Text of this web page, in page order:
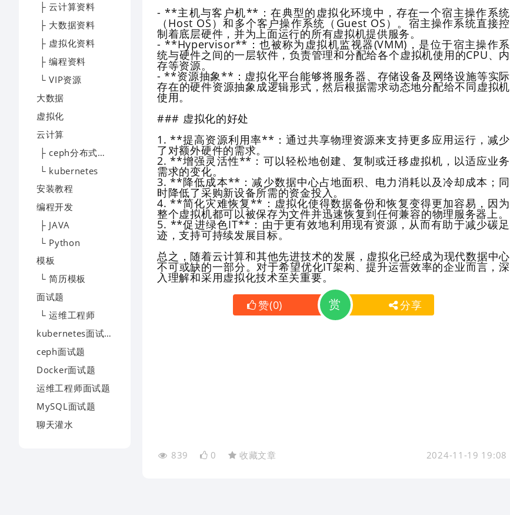
├ 云计算资料
├ 大数据资料
├ 虚拟化资料
├ 编程资料
└ VIP资源
大数据
虚拟化
云计算
├ ceph分布式存储
└ kubernetes
安装教程
编程开发
├ JAVA
└ Python
模板
└ 简历模板
面试题
└ 运维工程师
kubernetes面试题
ceph面试题
Docker面试题
运维工程师面试题
MySQL面试题
聊天灌水
- **主机与客户机**：在典型的虚拟化环境中，存在一个宿主操作系统
（Host OS）和多个客户操作系统（Guest OS）。宿主操作系统直接控
制着底层硬件，并为上面运行的所有虚拟机提供服务。
- **Hypervisor**：也被称为虚拟机监视器(VMM)，是位于宿主操作系
统与硬件之间的一层软件，负责管理和分配给各个虚拟机使用的CPU、内
存等资源。
- **资源抽象**：虚拟化平台能够将服务器、存储设备及网络设施等实际
存在的硬件资源抽象成逻辑形式，然后根据需求动态地分配给不同虚拟机
使用。
### 虚拟化的好处
1. **提高资源利用率**：通过共享物理资源来支持更多应用运行，减少
了对额外硬件的需求。
2. **增强灵活性**：可以轻松地创建、复制或迁移虚拟机，以适应业务
需求的变化。
3. **降低成本**：减少数据中心占地面积、电力消耗以及冷却成本；同
时降低了采购新设备所需的资金投入。
4. **简化灾难恢复**：虚拟化使得数据备份和恢复变得更加容易，因为
整个虚拟机都可以被保存为文件并迅速恢复到任何兼容的物理服务器上。
5. **促进绿色IT**：由于更有效地利用现有资源，从而有助于减少碳足
迹，支持可持续发展目标。
总之，随着云计算和其他先进技术的发展，虚拟化已经成为现代数据中心
不可或缺的一部分。对于希望优化IT架构、提升运营效率的企业而言，深
入理解和采用虚拟化技术至关重要。
赞(0) 赏 分享
839 0 收藏文章 2024-11-19 19:08